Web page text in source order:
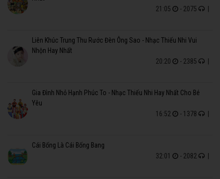
21:05
- 2075 |
Liên Khúc Trung Thu Rước Đèn Ông Sao - Nhạc Thiếu Nhi Vui
Nhộn Hay Nhất
20:20
- 2385 |
Gia Đình Nhỏ Hạnh Phúc To - Nhạc Thiếu Nhi Hay Nhất Cho Bé
Yêu
16:52
- 1378 |
Cái Bống Là Cái Bống Bang
32:01
- 2082 |